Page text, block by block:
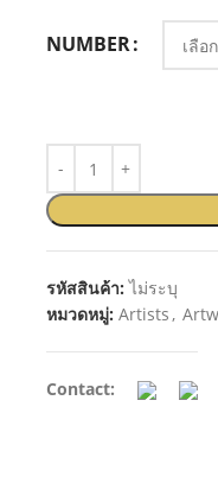
NUMBER
รหัสสินค้า:ไม่ระบุ
หมวดหมู่: Artists ,
Contact: